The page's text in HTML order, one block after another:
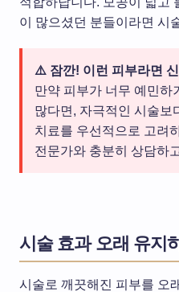
이 많으셨던 분들이라면 시
⚠️ 잠깐! 이런 피부라면
만약 피부가 너무 예민하
많다면, 자극적인 시술보
치료를 우선적으로 고려
전문가와 충분히 상담하
시술 효과 오래 유지
시술로 깨끗해진 피부를 오